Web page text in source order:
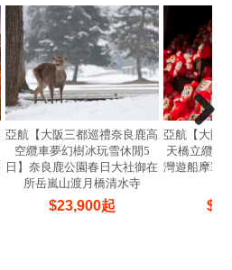
亞航【大阪三都巡禮奈良鹿高
空纜車夢幻樹冰玩雪休閒5
日】奈良鹿公園春日大社御在
所岳嵐山渡月橋清水寺
$23,900起
亞航【大阪
天橋立纜車
灣遊船摩塞
$